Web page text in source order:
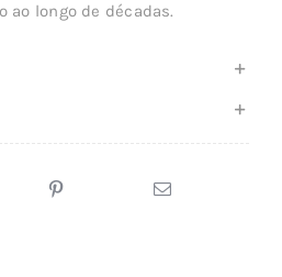
ao longo de décadas.